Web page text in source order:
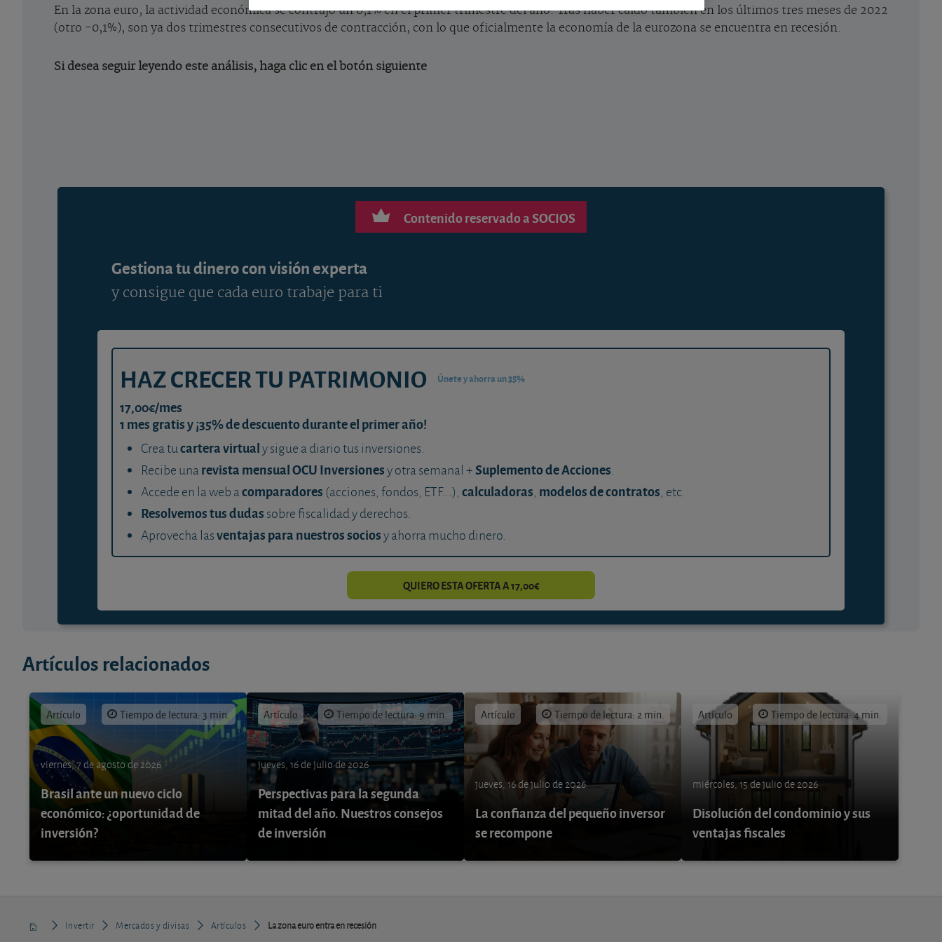
En la zona euro, la actividad económica se contrajo un 0,1% en el primer trimestre del año. Tras haber caído también en los últimos tres meses de 2022
(otro -0,1%), son ya dos trimestres consecutivos de contracción, con lo que oficialmente la economía de la eurozona se encuentra en recesión.
Si desea seguir leyendo este análisis, haga clic en el botón siguiente
Contenido reservado a SOCIOS
Gestiona tu dinero con visión experta
y consigue que cada euro trabaje para ti
HAZ CRECER TU PATRIMONIO Únete y ahorra un 35%
17,00€/mes
1 mes gratis y ¡35% de descuento durante el primer año!
Crea tucartera virtualy sigue a diario tus inversiones.
Recibe unarevista mensual OCU Inversionesy otra semanal +Suplemento de Acciones.
Accede en la web acomparadores (acciones, fondos, ETF...), calculadoras, modelos de contratos, etc.
Resolvemos tus dudas sobre fiscalidad y derechos.
Aprovecha lasventajas para nuestros sociosy ahorra mucho dinero.
QUIERO ESTA OFERTA A 17,00€
Artículos relacionados
Artículo Tiempo de lectura: 3 min.
viernes, 7 de agosto de 2026
Brasil ante un nuevo ciclo
económico: ¿oportunidad de
inversión?
Artículo Tiempo de lectura: 9 min.
jueves, 16 de julio de 2026
Perspectivas para la segunda
mitad del año. Nuestros consejos
de inversión
Artículo Tiempo de lectura: 2 min.
jueves, 16 de julio de 2026
La confianza del pequeño inversor
se recompone
Artículo Tiempo de lectura: 4 min.
miércoles, 15 de julio de 2026
Disolución del condominio y sus
ventajas fiscales
Invertir Mercados y divisas Artículos La zona euro entra en recesión